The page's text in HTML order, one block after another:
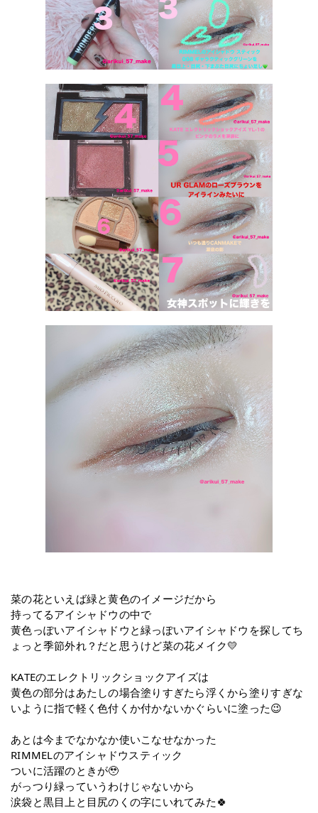
菜の花といえば緑と黄色のイメージだから
持ってるアイシャドウの中で
黄色っぽいアイシャドウと緑っぽいアイシャドウを探してち
ょっと季節外れ？だと思うけど菜の花メイク💛
KATEのエレクトリックショックアイズは
黄色の部分はあたしの場合塗りすぎたら浮くから塗りすぎな
いように指で軽く色付くか付かないかぐらいに塗った😉
あとは今までなかなか使いこなせなかった
RIMMELのアイシャドウスティック
ついに活躍のときが🥹
がっつり緑っていうわけじゃないから
涙袋と黒目上と目尻のくの字にいれてみた🍀